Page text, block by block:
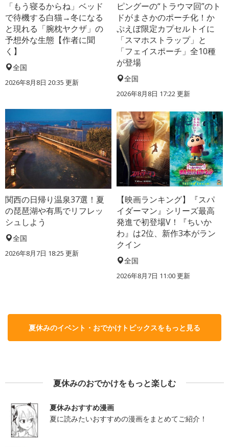
「もう寝るからね」ベッド
で待機する白猫→冬になる
と現れる「腕枕ヤクザ」の
予想外な生態【作者に聞
く】
全国
2026年8月8日 20:35 更新
ピングーの“トラウマ回”のト
ドがまさかのポーチ化！か
ぷえぼ限定カプセルトイに
「スマホストラップ」と
「フェイスポーチ」全10種
が登場
全国
2026年8月8日 17:22更新
関西の日帰り温泉37選！夏
の琵琶湖や有馬でリフレッ
シュしよう
全国
2026年8月7日 18:25 更新
【映画ランキング】『スパ
イダーマン』シリーズ最高
発進で初登場V！『ちいか
わ』は2位、新作3本がラン
クイン
全国
2026年8月7日 11:00更新
夏休みのイベント・おでかけトピックスをもっと見る
夏休みのおでかけをもっと楽しむ
夏休みおすすめ漫画
夏に読みたいおすすめの漫画をまとめてご紹介！